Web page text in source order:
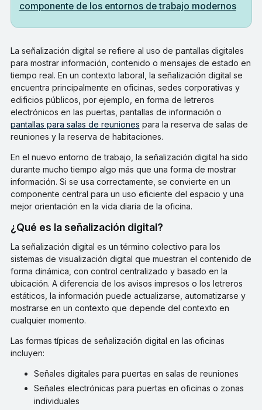
componente de los entornos de trabajo modernos
La señalización digital se refiere al uso de pantallas digitales
para mostrar información, contenido o mensajes de estado en
tiempo real. En un contexto laboral, la señalización digital se
encuentra principalmente en oficinas, sedes corporativas y
edificios públicos, por ejemplo, en forma de letreros
electrónicos en las puertas, pantallas de información o
pantallas para salas de reuniones para la reserva de salas de
reuniones y la reserva de habitaciones.
En el nuevo entorno de trabajo, la señalización digital ha sido
durante mucho tiempo algo más que una forma de mostrar
información. Si se usa correctamente, se convierte en un
componente central para un uso eficiente del espacio y una
mejor orientación en la vida diaria de la oficina.
¿Qué es la señalización digital?
La señalización digital es un término colectivo para los
sistemas de visualización digital que muestran el contenido de
forma dinámica, con control centralizado y basado en la
ubicación. A diferencia de los avisos impresos o los letreros
estáticos, la información puede actualizarse, automatizarse y
mostrarse en un contexto que depende del contexto en
cualquier momento.
Las formas típicas de señalización digital en las oficinas
incluyen:
Señales digitales para puertas en salas de reuniones
Señales electrónicas para puertas en oficinas o zonas
individuales